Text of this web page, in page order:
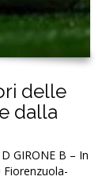
delle
dalla
GIRONE B – In